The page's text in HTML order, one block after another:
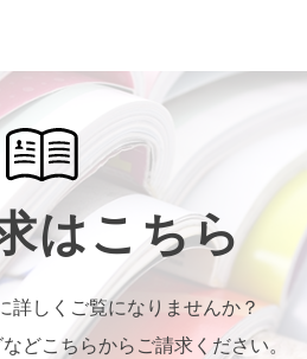
はこちら
詳しくご覧になりませんか？
どこちらからご請求ください。